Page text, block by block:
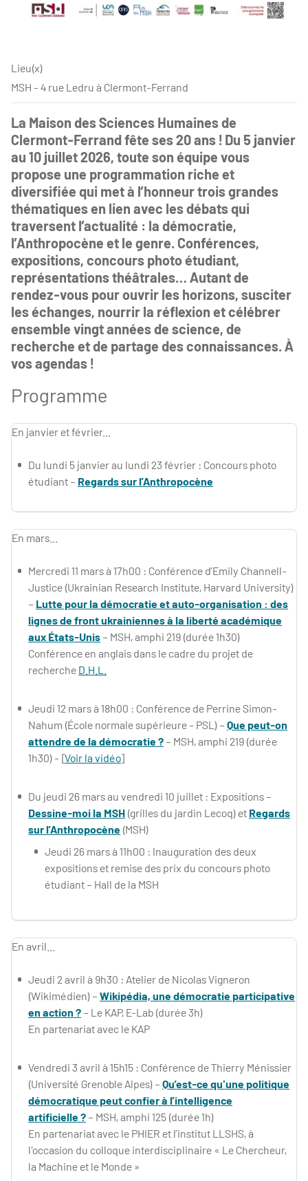
Lieu(x)
MSH - 4 rue Ledru à Clermont-Ferrand
La Maison des Sciences Humaines de
Clermont-Ferrand fête ses 20 ans ! Du 5 janvier
au 10 juillet 2026, toute son équipe vous
propose une programmation riche et
diversifiée qui met à l’honneur trois grandes
thématiques en lien avec les débats qui
traversent l’actualité : la démocratie,
l’Anthropocène et le genre. Conférences,
expositions, concours photo étudiant,
représentations théâtrales… Autant de
rendez-vous pour ouvrir les horizons, susciter
les échanges, nourrir la réflexion et célébrer
ensemble vingt années de science, de
recherche et de partage des connaissances. À
vos agendas !
Programme
En janvier et février...
Du lundi 5 janvier au lundi 23 février : Concours photo
étudiant – Regards sur l’Anthropocène
En mars...
Mercredi 11 mars à 17h00 : Conférence d’Emily Channell-
Justice (Ukrainian Research Institute, Harvard University)
– Lutte pour la démocratie et auto-organisation : des
lignes de front ukrainiennes à la liberté académique
aux États-Unis – MSH, amphi 219 (durée 1h30)
Conférence en anglais dans le cadre du projet de
recherche D.H.L.
Jeudi 12 mars à 18h00 : Conférence de Perrine Simon-
Nahum (École normale supérieure - PSL) – Que peut-on
attendre de la démocratie ? – MSH, amphi 219 (durée
1h30) - [Voir la vidéo]
Du jeudi 26 mars au vendredi 10 juillet : Expositions –
Dessine-moi la MSH (grilles du jardin Lecoq) et Regards
sur l’Anthropocène (MSH)
Jeudi 26 mars à 11h00 : Inauguration des deux
expositions et remise des prix du concours photo
étudiant – Hall de la MSH
​​​​En avril...
Jeudi 2 avril à 9h30 : Atelier de Nicolas Vigneron
(Wikimédien) – Wikipédia, une démocratie participative
en action ? – Le KAP, E-Lab (durée 3h)
En partenariat avec le KAP
Vendredi 3 avril à 15h15 : Conférence de Thierry Ménissier
(Université Grenoble Alpes) – Qu’est-ce qu'une politique
démocratique peut confier à l’intelligence
artificielle ? – MSH, amphi 125 (durée 1h)
En partenariat avec le PHIER et l’institut LLSHS, à
l'occasion du colloque interdisciplinaire « Le Chercheur,
la Machine et le Monde »